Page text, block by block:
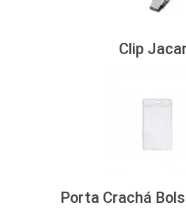
Clip
Porta Crachá